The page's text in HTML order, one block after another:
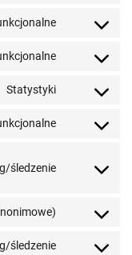
service
Consent
service
Consent
service
Statystyki
Consent
service
analytics
Consent
service
śledzenie
Consent
service
various-
Consent
śledzenie